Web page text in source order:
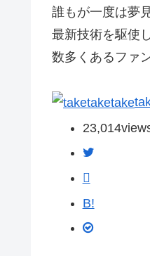
誰もが一度は夢
最新技術を駆使
数多くあるファ
23,014
B!